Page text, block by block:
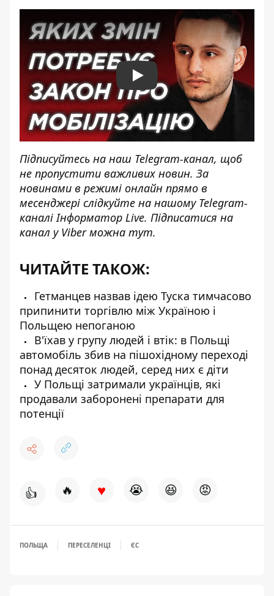
Play
Підписуйтесь на наш Telegram-канал, щоб
не пропустити важливих новин. За
новинами в режимі онлайн прямо в
месенджері слідкуйте на нашому Telegram-
каналіІнформатор Live. Підписатися на
канал у Viber можна тут.
ЧИТАЙТЕ ТАКОЖ:
Гетманцев назвав ідею Туска тимчасово
припинити торгівлю між Україною і
Польщею непоганою
В'їхав у групу людей і втік: в Польщі
автомобіль збив на пішохідному переході
понад десяток людей, серед них є діти
У Польщі затримали українців, які
продавали заборонені препарати для
потенції
👍 🔥 ♥ 😭 😆 😡
ПОЛЬЩА ПЕРЕСЕЛЕНЦІ ЄС